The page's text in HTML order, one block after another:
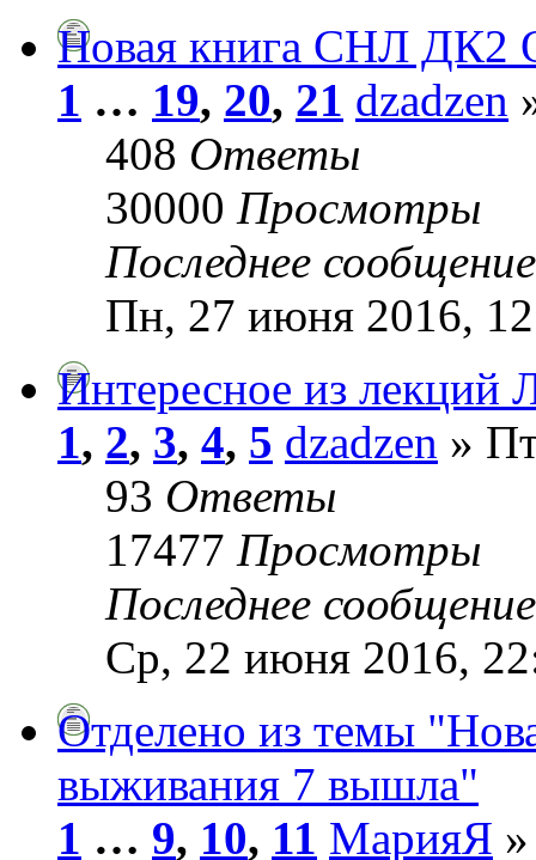
Новая книга СНЛ ДК2
1 … 19, 20, 21 dzadzen
408 Ответы
30000 Просмотры
Последнее
Пн, 27 июня 2016,
Интересное из лекций
1, 2, 3, 4, 5 dzadzen »
93 Ответы
17477 Просмотры
Последнее
Ср, 22 июня 2016,
Отделено из темы
выживания 7 вышла"
1 … 9, 10, 11 МарияЯ